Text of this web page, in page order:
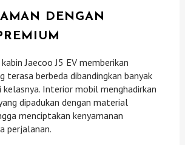
DENGAN
Jaecoo J5 EV memberikan
terasa berbeda dibandingkan banyak
kelasnya. Interior mobil menghadirkan
dipadukan dengan material
menciptakan kenyamanan
perjalanan.